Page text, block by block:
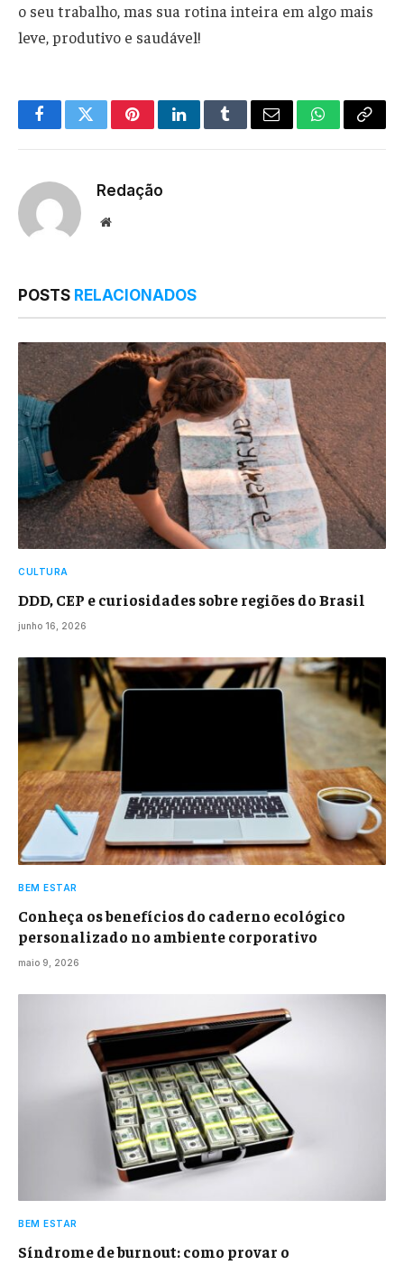
o seu trabalho, mas sua rotina inteira em algo mais
leve, produtivo e saudável!
FacebookTwitterPinterestLinkedInTumblrEmail WhatsApp
Copy
Redação
Website
POSTS RELACIONADOS
CULTURA
DDD, CEP e curiosidades sobre regiões do Brasil
junho 16, 2026
BEM ESTAR
Conheça os benefícios do caderno ecológico
personalizado no ambiente corporativo
maio 9, 2026
BEM ESTAR
Síndrome de burnout: como provar o